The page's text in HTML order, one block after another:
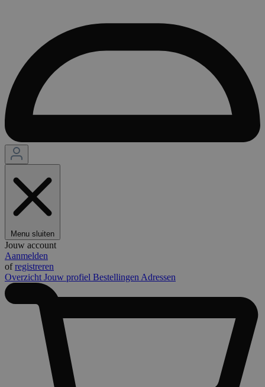
Menu sluiten
Jouw account
Aanmelden
ofregistreren
Overzicht Jouw profiel Bestellingen Adressen